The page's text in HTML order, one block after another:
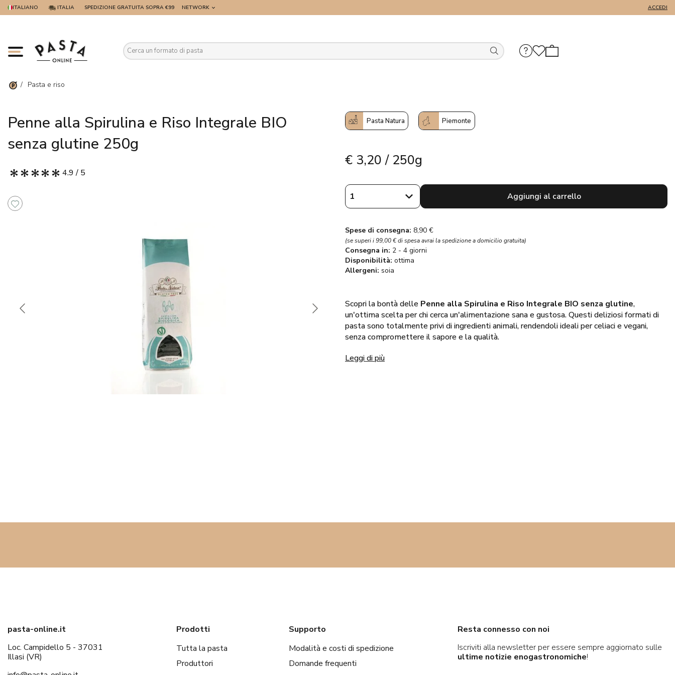
ITALIANO ITALIA SPEDIZIONE GRATUITA SOPRA €99 NETWORK ACCEDI
/ Pasta e riso
Penne alla Spirulina e Riso Integrale BIO
senza glutine 250g
4.9 / 5
Pasta Natura Piemonte
€ 3,20 / 250g
Aggiungi al carrello
Spese di consegna: 8,90 €
(se superi i 99,00 € di spesa avrai la spedizione a domicilio gratuita)
Consegna in: 2 - 4 giorni
Disponibilità: ottima
Allergeni: soia
Scopri la bontà delle Penne alla Spirulina e Riso Integrale BIO senza glutine,
un'ottima scelta per chi cerca un'alimentazione sana e gustosa. Questi deliziosi formati di
pasta sono totalmente privi di ingredienti animali, rendendoli ideali per celiaci e vegani,
senza compromettere il sapore e la qualità.
La spirulina, superfood per eccellenza, supporta il sistema immunitario grazie al suo
Leggi di più
pasta-online.it
Loc. Campidello 5 - 37031
Illasi (VR)
Prodotti
Tutta la pasta
Produttori
Supporto
Modalità e costi di spedizione
Domande frequenti
Resta connesso con noi
Iscriviti alla newsletter per essere sempre aggiornato sulle
ultime notizie enogastronomiche!